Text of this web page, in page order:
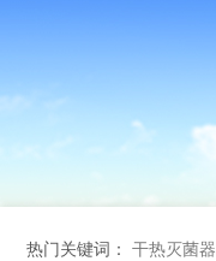
热门关键词： 干热灭菌器